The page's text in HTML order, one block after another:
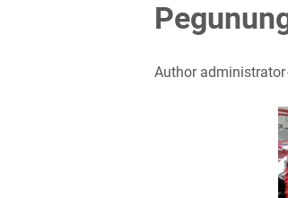
Author administrator